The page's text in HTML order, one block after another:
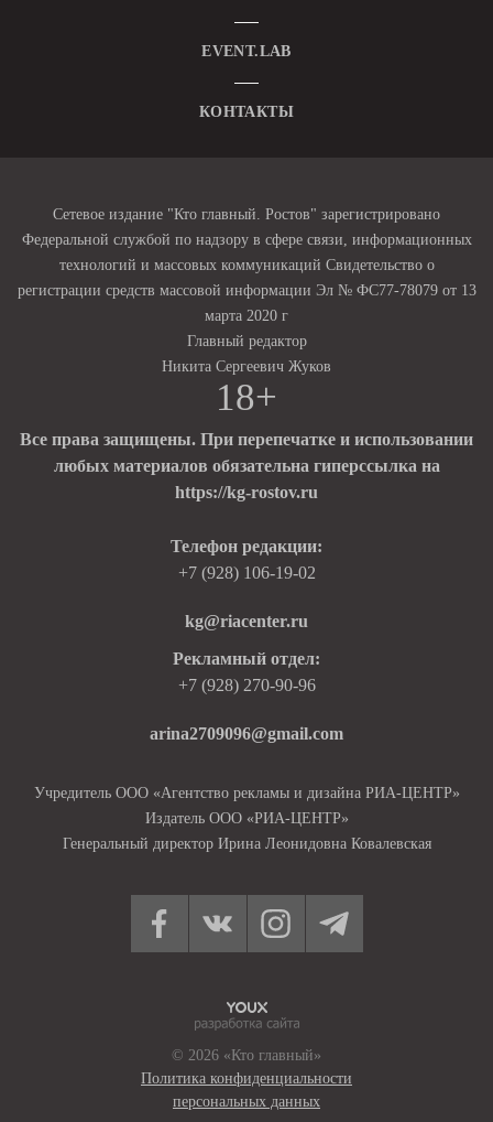
EVENT.LAB
КОНТАКТЫ
Сетевое издание "Кто главный. Ростов" зарегистрировано
Федеральной службой по надзору в сфере связи, информационных
технологий и массовых коммуникаций Свидетельство о
регистрации средств массовой информации Эл № ФС77-78079 от 13
марта 2020 г
Главный редактор
Никита Сергеевич Жуков
18+
Все права защищены. При перепечатке и использовании
любых материалов обязательна гиперссылка на
https://kg-rostov.ru
Телефон редакции:
+7 (928) 106-19-02
kg@riacenter.ru
Рекламный отдел:
+7 (928) 270-90-96
arina2709096@gmail.com
Учредитель ООО «Агентство рекламы и дизайна РИА-ЦЕНТР»
Издатель ООО «РИА-ЦЕНТР»
Генеральный директор Ирина Леонидовна Ковалевская
© 2026 «Кто главный»
Политика конфиденциальности
персональных данных